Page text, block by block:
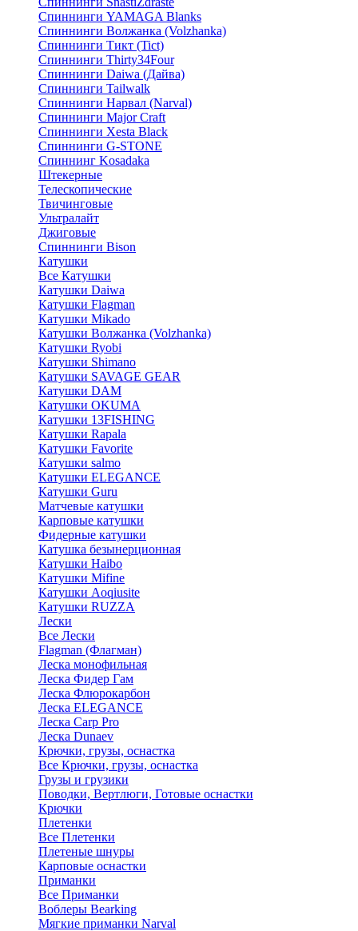
Спиннинги YAMAGA Blanks
Спиннинги Волжанка (Volzhanka)
Спиннинги Тикт (Tict)
Спиннинги Thirty34Four
Спиннинги Daiwa (Дайва)
Спиннинги Tailwalk
Спиннинги Нарвал (Narval)
Спиннинги Major Craft
Спиннинги Xesta Black
Спиннинги G-STONE
Спиннинг Kosadaka
Штекерные
Телескопические
Твичинговые
Ультралайт
Джиговые
Спиннинги Bison
Катушки
Все Катушки
Катушки Daiwa
Катушки Flagman
Катушки Mikado
Катушки Волжанка (Volzhanka)
Катушки Ryobi
Катушки Shimano
Катушки SAVAGE GEAR
Катушки DAM
Катушки OKUMA
Катушки 13FISHING
Катушки Rapala
Катушки Favorite
Катушки salmo
Катушки ELEGANCE
Катушки Guru
Матчевые катушки
Карповые катушки
Фидерные катушки
Катушка безынерционная
Катушки Haibo
Катушки Mifine
Катушки Aoqiusite
Катушки RUZZA
Лески
Все Лески
Flagman (Флагман)
Леска монофильная
Леска Фидер Гам
Леска Флюрокарбон
Леска ELEGANCE
Леска Carp Pro
Леска Dunaev
Крючки, грузы, оснастка
Все Крючки, грузы, оснастка
Грузы и грузики
Поводки, Вертлюги, Готовые оснастки
Крючки
Плетенки
Все Плетенки
Плетеные шнуры
Карповые оснастки
Приманки
Все Приманки
Воблеры Bearking
Мягкие приманки Narval